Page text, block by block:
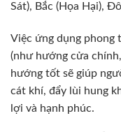
Sát), Bắc (Họa Hại),
Việc ứng dụng phong
(như hướng cửa
hướng tốt sẽ giúp
cát khí, đẩy lùi hung
lợi và hạnh phúc.